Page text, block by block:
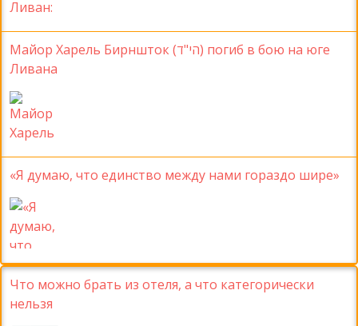
Майор Харель Бирншток (הי"ד) погиб в бою на юге
Ливана
«Я думаю, что единство между нами гораздо шире»
Что можно брать из отеля, а что категорически
нельзя